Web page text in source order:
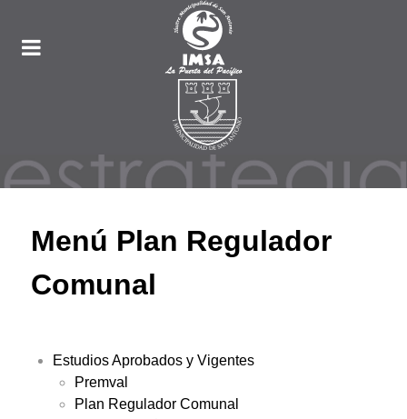
Menú Plan Regulador
Comunal
Estudios Aprobados y Vigentes
Premval
Plan Regulador Comunal